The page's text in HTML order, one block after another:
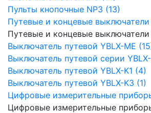
Пульты кнопочные NP3 (13)
Путевые и концевые
Путевые и концевые
Выключатель путевой YBLX-ME
Выключатель путевой серии
Выключатель путевой YBLX-K1 (4)
Выключатель путевой YBLX-K3 (1)
Цифровые измерительные
Цифровые измерительные